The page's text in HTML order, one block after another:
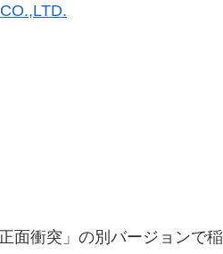
面衝突」の別バージョンで稲